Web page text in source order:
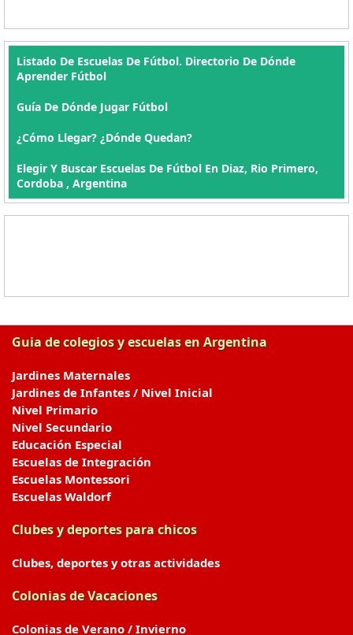
Listado De Escuelas De Fútbol. Directorio De Dónde
Aprender Fútbol
Guía De Dónde Jugar Fútbol
¿Cómo Llegar? ¿Dónde Quedan?
Elegir Y Buscar Escuelas De Fútbol En Diaz, Rio Primero,
Cordoba , Argentina
Guia de colegios y escuelas en Argentina
Jardines Maternales
Jardines de Infantes / Nivel Inicial
Nivel Primario
Nivel Secundario
Educación Especial
Escuelas de Integración
Escuelas Montessori
Escuelas Waldorf
Clubes y deportes para chicos
Clubes, deportes y otras actividades
Colonias de Vacaciones
Colonias de Verano / Invierno